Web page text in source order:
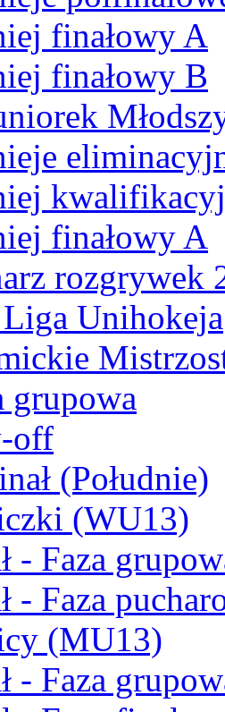
finałowy A
finałowy B
finałowy A
rozgrywek
Liga Unihokeja
grupowa
off
(Południe)
(WU13)
- Faza
- Faza
(MU13)
- Faza